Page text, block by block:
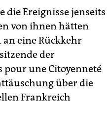
Ereignisse jenseits
von ihnen hätten
eine Rückkehr
der
pour une Citoyenneté
über die
Frankreich